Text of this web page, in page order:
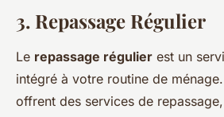
3. Repassage Régulier
Le repassage régulier est un
intégré à votre routine de
offrent des services de